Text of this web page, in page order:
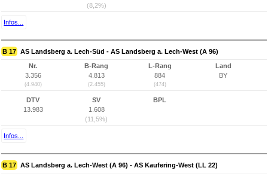
(8,2%)
Infos...
B 17 AS Landsberg a. Lech-Süd - AS Landsberg a. Lech-West (A 96)
Nr.
3.356
(4.940)
B-Rang
4.813
(2.455)
L-Rang
884
(474)
Land
BY
DTV
13.983
SV
1.608
(11,5%)
BPL
Infos...
B 17 AS Landsberg a. Lech-West (A 96) - AS Kaufering-West (LL 22)